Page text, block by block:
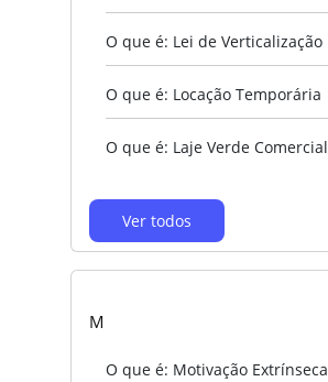
O que é: Lei de Verticalização
O que é: Locação Temporária
O que é: Laje Verde Comercial
Ver todos
M
O que é: Motivação Extrínseca